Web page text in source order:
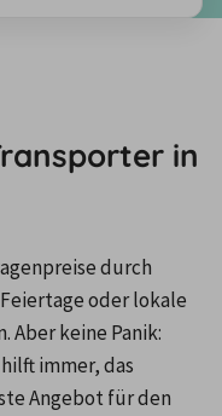
in
durch
oder lokale
Aber keine Panik:
immer, das
Angebot für den